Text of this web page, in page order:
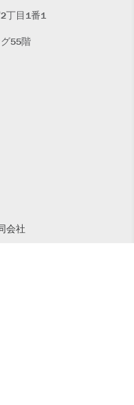
丁目1番1
55階
会社